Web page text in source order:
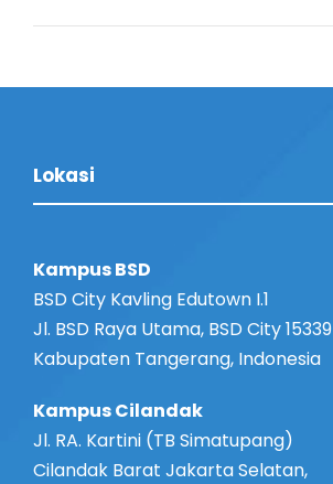
Lokasi
Kampus BSD
BSD City Kavling Edutown I.1
Jl. BSD Raya Utama, BSD City 15339
Kabupaten Tangerang, Indonesia
Kampus Cilandak
Jl. RA. Kartini (TB Simatupang)
Cilandak Barat Jakarta Selatan,